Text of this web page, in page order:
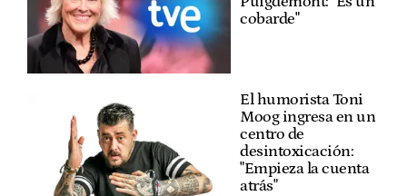
cobarde"
El humorista Toni
Moog ingresa en un
centro de
desintoxicación:
"Empieza la cuenta
atrás"